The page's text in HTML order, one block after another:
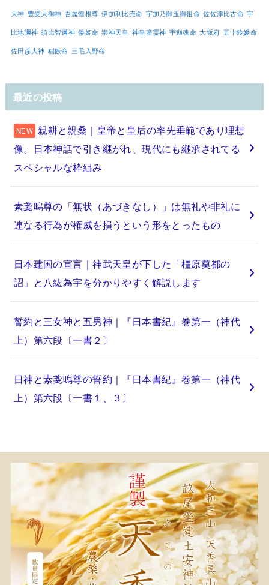
大神 豊受大御神 吾屋惶根尊 伊加利比売命 宇加乃御玉御祖命 佐佐津比古命 宇
比地邇神 須比智邇神 倭姫命 崇神天皇 神皇産霊神 宇迦魂命 大坂府 五十鈴媛命
佐田彦大神 稲飯命 三毛入野命
最近の投稿
親耕と親桑｜皇帝と皇后の率先垂範であり理想
像。日本神話で引き継がれ、現代にも継承されてる
スペシャルな枠組み
素戔嗚尊の「無状（あづきなし）」は無礼や非礼に
連なる行為が権威を損うという形をとったもの
日本建国の宣言｜神武天皇が下した「橿原奠都の
詔」と八紘為宇を分かりやすく解説します
誓約と三女神と五男神｜『日本書紀』巻第一（神代
上）第六段〔一書２〕
日神と素戔嗚尊の誓約｜『日本書紀』巻第一（神代
上）第六段〔一書１、３〕